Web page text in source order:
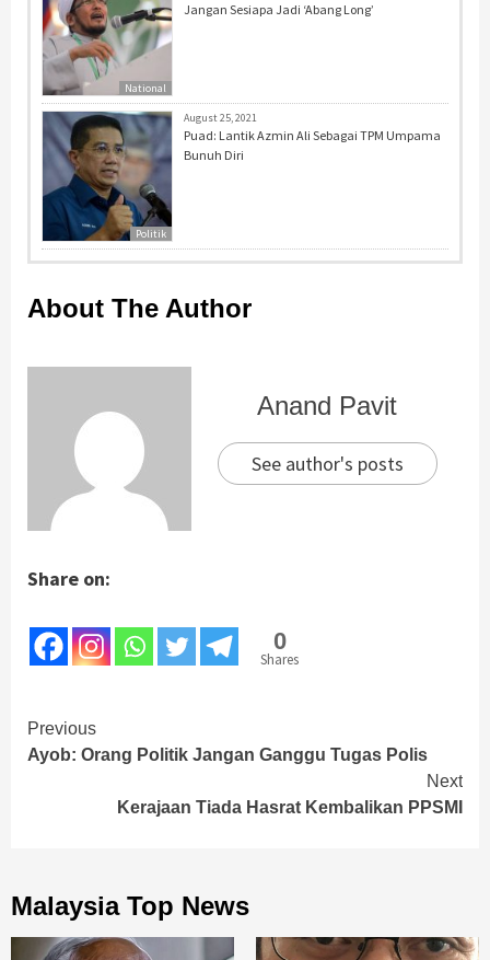
National
Jangan Sesiapa Jadi ‘Abang Long’
Politik
August 25, 2021
Puad: Lantik Azmin Ali Sebagai TPM Umpama
Bunuh Diri
About The Author
Anand Pavit
See author's posts
Share on:
0
Shares
Continue
Reading
Previous
Ayob: Orang Politik Jangan Ganggu Tugas Polis
Next
Kerajaan Tiada Hasrat Kembalikan PPSMI
Malaysia Top News